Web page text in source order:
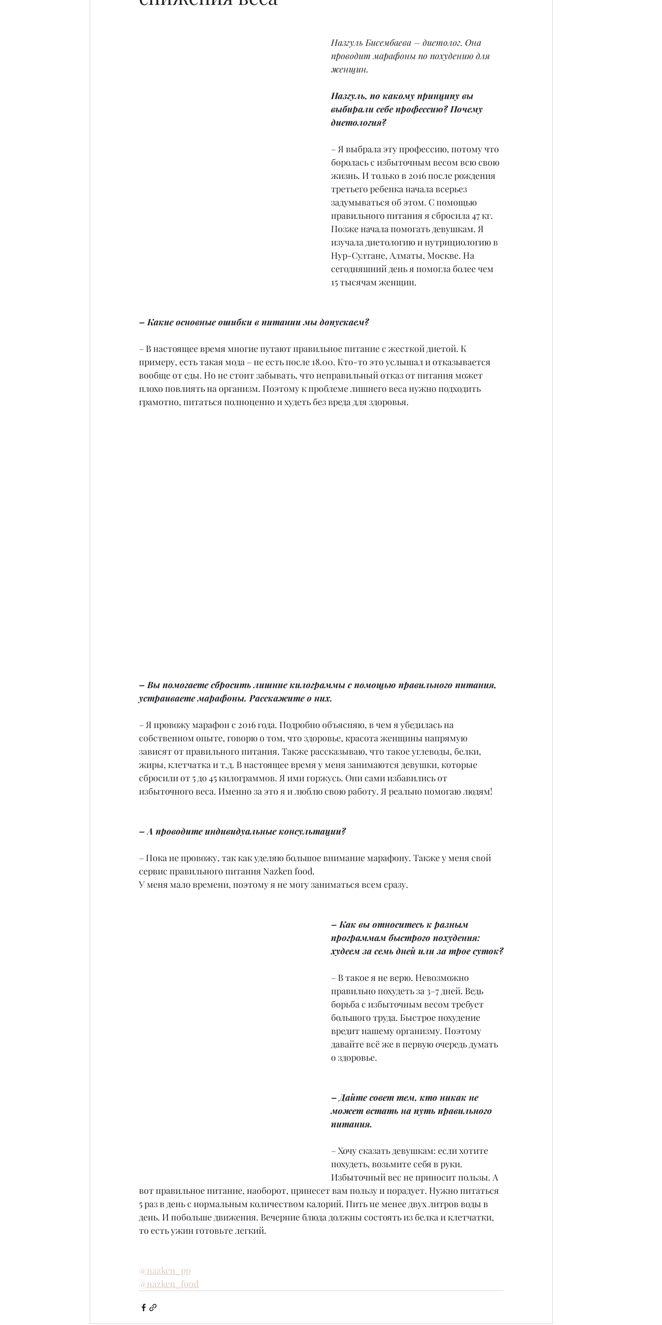
Назгуль Бисембаева – диетолог. Она
проводит марафоны по похудению для
женщин.
Назгуль, по какому принципу вы
выбирали себе профессию? Почему
диетология?
– Я выбрала эту профессию, потому что
боролась с избыточным весом всю свою
жизнь. И только в 2016 после рождения
третьего ребенка начала всерьез
задумываться об этом. С помощью
правильного питания я сбросила 47 кг.
Позже начала помогать девушкам. Я
изучала диетологию и нутрициологию в
Нур-Султане, Алматы, Москве. На
сегодняшний день я помогла более чем
15 тысячам женщин.
– Какие основные ошибки в питании мы допускаем?
– В настоящее время многие путают правильное питание с жесткой диетой. К
примеру, есть такая мода – не есть после 18.00. Кто-то это услышал и отказывается
вообще от еды. Но не стоит забывать, что неправильный отказ от питания может
плохо повлиять на организм. Поэтому к проблеме лишнего веса нужно подходить
грамотно, питаться полноценно и худеть без вреда для здоровья.
– Вы помогаете сбросить лишние килограммы с помощью правильного питания,
устраиваете марафоны. Расскажите о них.
– Я провожу марафон с 2016 года. Подробно объясняю, в чем я убедилась на
собственном опыте, говорю о том, что здоровье, красота женщины напрямую
зависят от правильного питания. Также рассказываю, что такое углеводы, белки,
жиры, клетчатка и т.д. В настоящее время у меня занимаются девушки, которые
сбросили от 5 до 45 килограммов. Я ими горжусь. Они сами избавились от
избыточного веса. Именно за это я и люблю свою работу. Я реально помогаю людям!
– А проводите индивидуальные консультации?
– Пока не провожу, так как уделяю большое внимание марафону. Также у меня свой
сервис правильного питания Nazken food.
У меня мало времени, поэтому я не могу заниматься всем сразу.
– Как вы относитесь к разным
программам быстрого похудения:
худеем за семь дней или за трое суток?
– В такое я не верю. Невозможно
правильно похудеть за 3–7 дней. Ведь
борьба с избыточным весом требует
большого труда. Быстрое похудение
вредит нашему организму. Поэтому
давайте всё же в первую очередь думать
о здоровье.
– Дайте совет тем, кто никак не
может встать на путь правильного
питания.
– Хочу сказать девушкам: если хотите
похудеть, возьмите себя в руки.
Избыточный вес не приносит пользы. А
вот правильное питание, наоборот, принесет вам пользу и порадует. Нужно питаться
5 раз в день с нормальным количеством калорий. Пить не менее двух литров воды в
день. И побольше движения. Вечерние блюда должны состоять из белка и клетчатки,
то есть ужин готовьте легкий.
@nazken_pp
@nazken_food